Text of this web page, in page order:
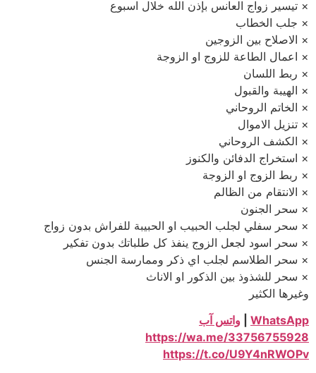
× تيسير زواج العانس بإذن الله خلال اسبوع
× جلب الخطاب
× الاصلاح بين الزوجين
× اعمال الطاعة للزوج او الزوجة
× ربط اللسان
× الهيبة والقبول
× الخاتم الروحاني
× تنزيل الاموال
× الكشف الروحاني
× استخراج الدفائن والكنوز
× ربط الزوج او الزوجة
× الانتقام من الظالم
× سحر الجنون
× سحر سفلي لجلب الحبيب او الحبيبة للفراش بدون زواج
× سحر اسود لجعل الزوج ينفذ كل طلباتك بدون تفكير
× سحر الطلاسم لجلب اي ذكر وممارسة الجنس
× سحر للشذوذ بين الذكور او الاناث
وغيرها الكثير
WhatsApp
واتس آب
https://wa.me/33756755928
https://t.co/U9Y4nRWOPv